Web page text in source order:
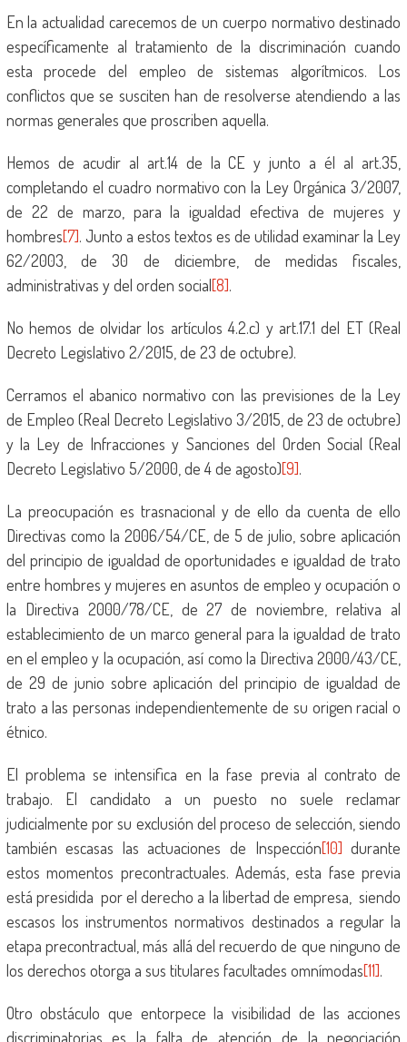
En la actualidad carecemos de un cuerpo normativo destinado
específicamente al tratamiento de la discriminación cuando
esta procede del empleo de sistemas algorítmicos. Los
conflictos que se susciten han de resolverse atendiendo a las
normas generales que proscriben aquella.
Hemos de acudir al art.14 de la CE y junto a él al art.35,
completando el cuadro normativo con la Ley Orgánica 3/2007,
de 22 de marzo, para la igualdad efectiva de mujeres y
hombres[7]. Junto a estos textos es de utilidad examinar la Ley
62/2003, de 30 de diciembre, de medidas fiscales,
administrativas y del orden social[8].
No hemos de olvidar los artículos 4.2.c) y art.17.1 del ET (Real
Decreto Legislativo 2/2015, de 23 de octubre).
Cerramos el abanico normativo con las previsiones de la Ley
de Empleo (Real Decreto Legislativo 3/2015, de 23 de octubre)
y la Ley de Infracciones y Sanciones del Orden Social (Real
Decreto Legislativo 5/2000, de 4 de agosto)[9].
La preocupación es trasnacional y de ello da cuenta de ello
Directivas como la 2006/54/CE, de 5 de julio, sobre aplicación
del principio de igualdad de oportunidades e igualdad de trato
entre hombres y mujeres en asuntos de empleo y ocupación o
la Directiva 2000/78/CE, de 27 de noviembre, relativa al
establecimiento de un marco general para la igualdad de trato
en el empleo y la ocupación, así como la Directiva 2000/43/CE,
de 29 de junio sobre aplicación del principio de igualdad de
trato a las personas independientemente de su origen racial o
étnico.
El problema se intensifica en la fase previa al contrato de
trabajo. El candidato a un puesto no suele reclamar
judicialmente por su exclusión del proceso de selección, siendo
también escasas las actuaciones de Inspección[10] durante
estos momentos precontractuales. Además, esta fase previa
está presidida por el derecho a la libertad de empresa, siendo
escasos los instrumentos normativos destinados a regular la
etapa precontractual, más allá del recuerdo de que ninguno de
los derechos otorga a sus titulares facultades omnímodas[11].
Otro obstáculo que entorpece la visibilidad de las acciones
discriminatorias es la falta de atención de la negociación